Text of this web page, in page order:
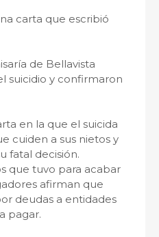
carta que escribió
de Bellavista
suicidio y confirmaron
en la que el suicida
cuiden a sus nietos y
fatal decisión.
que tuvo para acabar
afirman que
deudas a entidades
pagar.